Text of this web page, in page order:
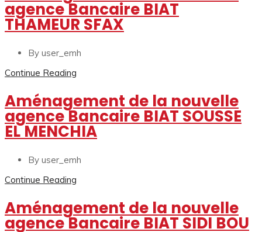
agence Bancaire BIAT
THAMEUR SFAX
By user_emh
Continue Reading
Aménagement de la nouvelle
agence Bancaire BIAT SOUSSE
EL MENCHIA
By user_emh
Continue Reading
Aménagement de la nouvelle
agence Bancaire BIAT SIDI BOU